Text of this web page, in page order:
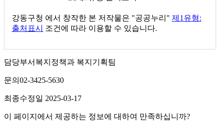
강동구청 에서 창작한 본 저작물은 "공공누리" 제1유형:
출처표시
조건에 따라 이용할 수 있습니다.
담당부서 복지정책과 복지기획팀
문의 02-3425-5630
최종수정일 2025-03-17
이 페이지에서 제공하는 정보에 대하여 만족하십니까?